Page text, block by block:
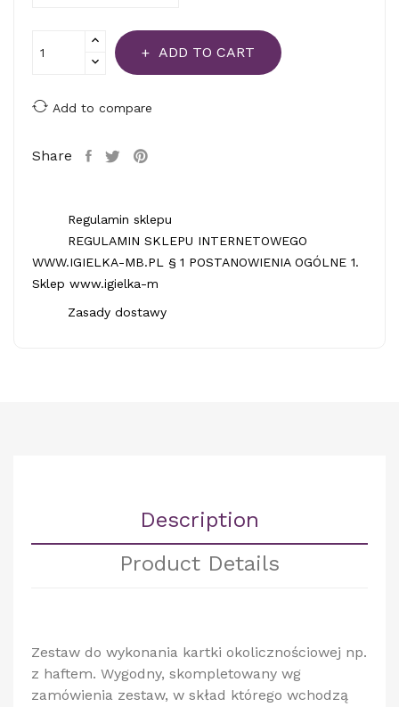
ADD TO CART
Add to compare
Share
Regulamin sklepu
REGULAMIN SKLEPU INTERNETOWEGO
WWW.IGIELKA-MB.PL § 1 POSTANOWIENIA OGÓLNE 1.
Sklep www.igielka-m
Zasady dostawy
Description
Product Details
Zestaw do wykonania kartki okolicznościowej np.
z haftem. Wygodny, skompletowany wg
zamówienia zestaw, w skład którego wchodzą